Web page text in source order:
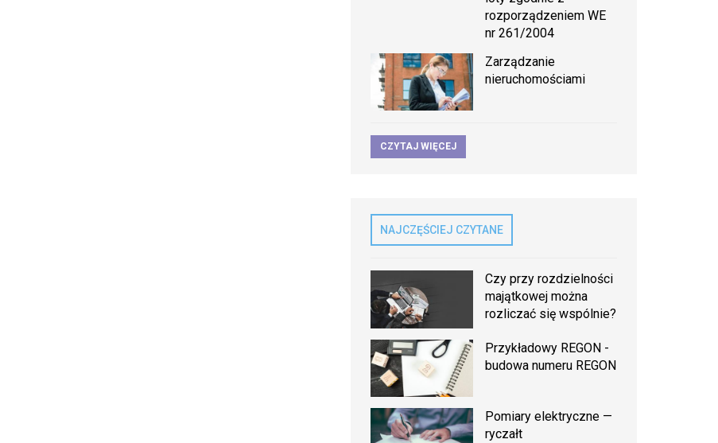
rozporządzeniem WE
nr 261/2004
Zarządzanie
nieruchomościami
CZYTAJ WIĘCEJ
NAJCZĘŚCIEJ CZYTANE
Czy przy rozdzielności
majątkowej można
rozliczać się wspólnie?
Przykładowy REGON -
budowa numeru REGON
Pomiary elektryczne —
ryczałt